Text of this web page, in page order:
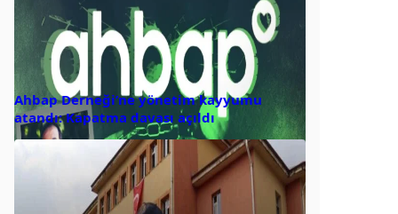
Ahbap Derneği’ne yönetim kayyumu
atandı: Kapatma davası açıldı